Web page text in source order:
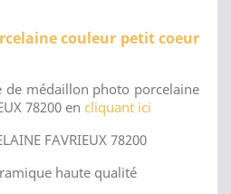
couleur petit coeur
médaillon photo porcelaine
78200 en cliquant ici
FAVRIEUX 78200
haute qualité